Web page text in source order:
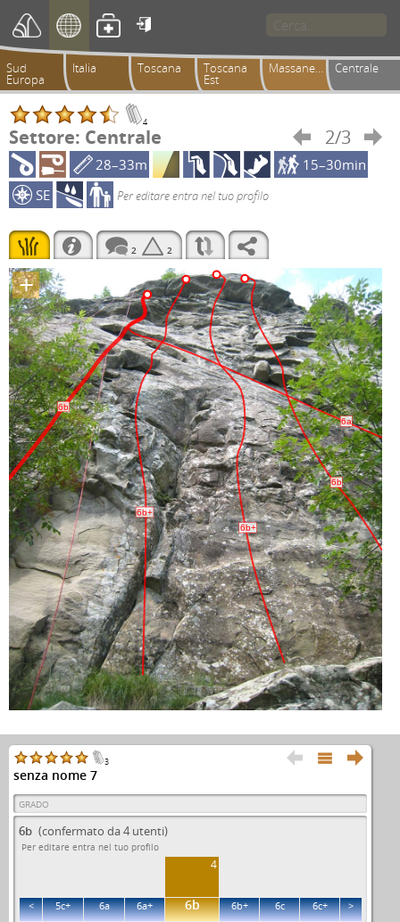

Sud
Europa
Italia Toscana Toscana
Est
Massanera Centrale
4
Settore: Centrale  2/3

28–33m
15–30min
SE
Per editare entra nel tuo profilo
2 2
+
6b
6b+
6b+
6b
6a
  
3
senza nome 7
GRADO
6b (confermato da 4 utenti)
Per editare entra nel tuo profilo
4
< 5c+ 6a 6a+ 6b 6b+ 6c 6c+ >